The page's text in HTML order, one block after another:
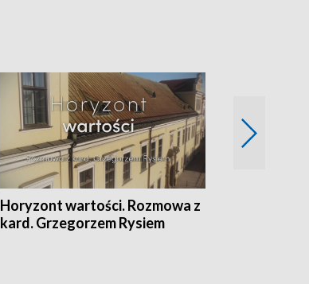
Horyzont wartości. Rozmowa z
kard. Grzegorzem Rysiem